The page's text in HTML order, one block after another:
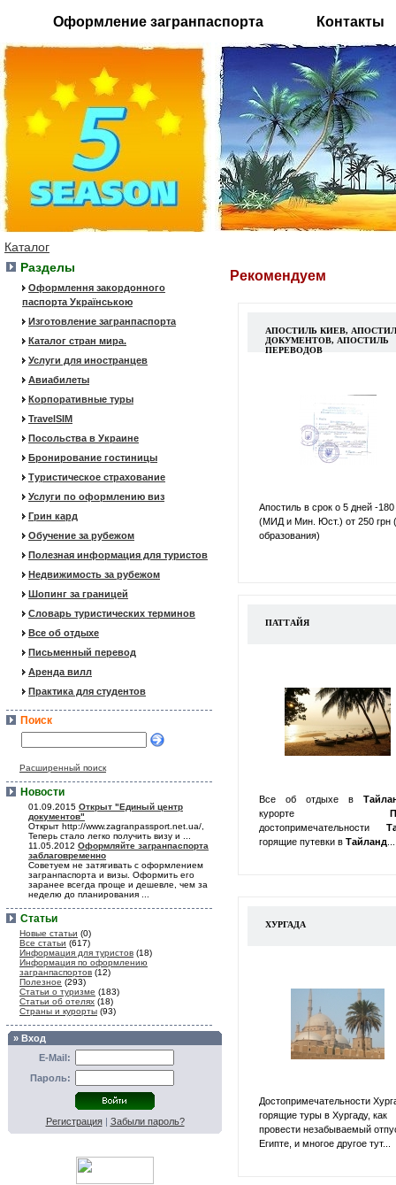
Оформление загранпаспорта Контакты
Каталог
Разделы
Оформлення закордонного
паспорта Українською
Изготовление загранпаспорта
Каталог стран мира.
Услуги для иностранцев
Авиабилеты
Корпоративные туры
TravelSIM
Посольства в Украине
Бронирование гостиницы
Туристическое страхование
Услуги по оформлению виз
Грин кард
Обучение за рубежом
Полезная информация для туристов
Недвижимость за рубежом
Шопинг за границей
Словарь туристических терминов
Все об отдыхе
Письменный перевод
Аренда вилл
Практика для студентов
Поиск
Расширенный поиск
Новости
01.09.2015 Открыт "Единый центр
документов"
Открыт http://www.zagranpassport.net.ua/,
Теперь стало легко получить визу и ...
11.05.2012 Оформляйте загранпаспорта
заблаговременно
Советуем не затягивать с оформлением
загранпаспорта и визы. Оформить его
заранее всегда проще и дешевле, чем за
неделю до планирования ...
Статьи
Новые статьи (0)
Все статьи (617)
Информация для туристов (18)
Информация по оформлению
загранпаспортов (12)
Полезное (293)
Статьи о туризме (183)
Статьи об отелях (18)
Страны и курорты (93)
» Вход
E-Mail:
Пароль:
Регистрация| Забыли пароль?
Рекомендуем
АПОСТИЛЬ КИЕВ,
ДОКУМЕНТОВ, АПОСТИЛЬ
ПЕРЕВОДОВ
Апостиль в срок о 5 дней -180
(МИД и Мин. Юст.) от 250 грн
образования)
ПАТТАЙЯ
Все об отдыхе в
курорте
достопримечательности
горящие путевки в Тайланд
ХУРГАДА
Достопримечательности
горящие туры в Хургаду, как
провести незабываемый
Египте, и многое другое тут...